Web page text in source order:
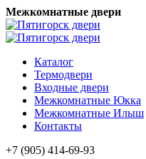
Межкомнатные двери
Каталог
Термодвери
Входные двери
Межкомнатные Юкка
Межкомнатные Илыш
Контакты
+7 (905) 414-69-93